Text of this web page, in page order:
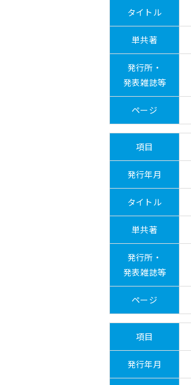
タイトル
単共著
発行所・
発表雑誌等
ページ
項目
発行年月
タイトル
単共著
発行所・
発表雑誌等
ページ
項目
発行年月